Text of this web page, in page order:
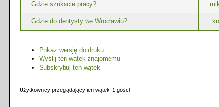
Gdzie szukacie pracy?
Gdzie do dentysty we Wrocławiu?
Pokaż wersję do druku
Wyślij ten wątek znajomemu
Subskrybuj ten wątek
Użytkownicy przeglądający ten wątek: 1 gości